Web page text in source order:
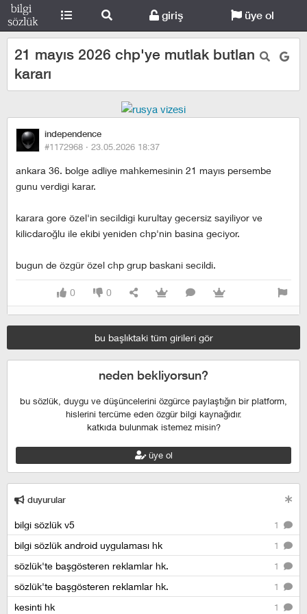
giriş üye ol
21 mayıs 2026 chp'ye mutlak butlan
kararı
independence
#1172968 · 23.05.2026 18:37
ankara 36. bolge adliye mahkemesinin 21 mayıs persembe
gunu verdigi karar.
karara gore özel'in secildigi kurultay gecersiz sayiliyor ve
kilicdaroğlu ile ekibi yeniden chp'nin basina geciyor.
bugun de özgür özel chp grup baskani secildi.
0 0
bu başlıktaki tüm girileri gör
neden bekliyorsun?
bu sözlük, duygu ve düşüncelerini özgürce paylaştığın bir platform,
hislerini tercüme eden özgür bilgi kaynağıdır.
katkıda bulunmak istemez misin?
üye ol
duyurular
1
bilgi sözlük v5
1
bilgi sözlük android uygulaması hk
1
sözlük'te başgösteren reklamlar hk.
1
sözlük'te başgösteren reklamlar hk.
1
kesinti hk